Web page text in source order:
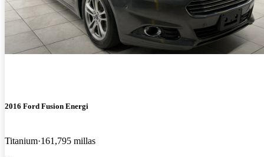
2016 Ford Fusion Energi
Titanium 161,795 millas